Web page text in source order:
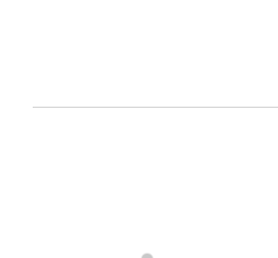
アな素体としても
・3種の塗装済み顔
・アーマーを身に